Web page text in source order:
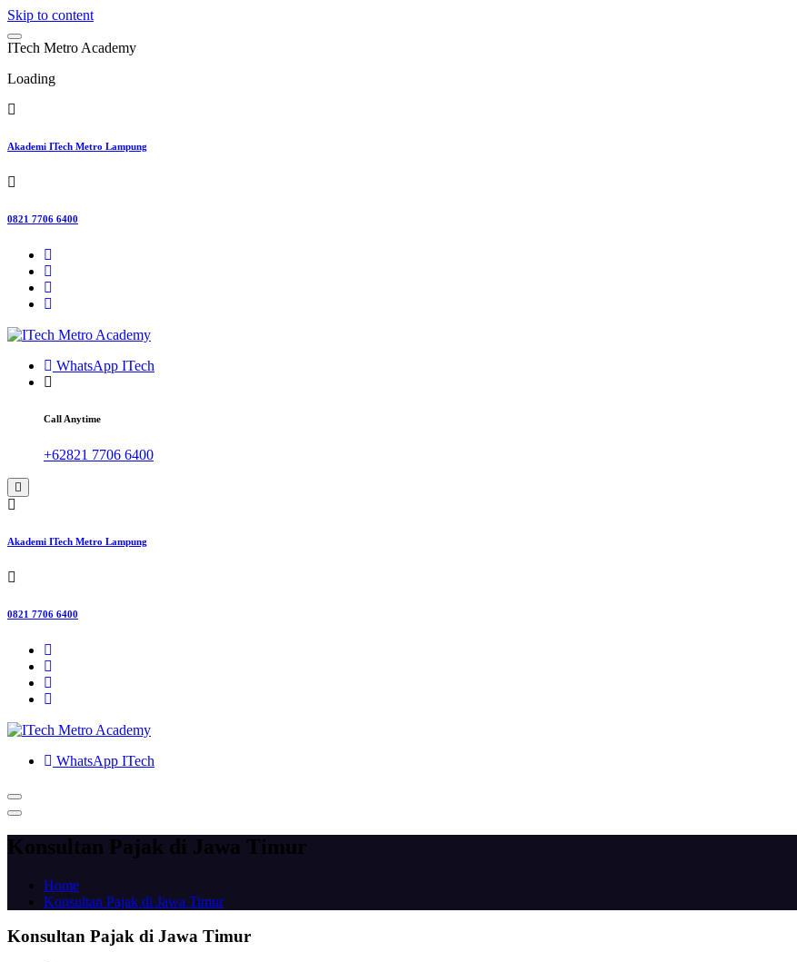
Skip to content
ITech Metro Academy
Loading
Akademi ITech Metro Lampung
0821 7706 6400
WhatsApp ITech
Call Anytime
+62821 7706 6400
Akademi ITech Metro Lampung
0821 7706 6400
WhatsApp ITech
Konsultan Pajak di Jawa Timur
Home
Konsultan Pajak di Jawa Timur
Konsultan Pajak di Jawa Timur